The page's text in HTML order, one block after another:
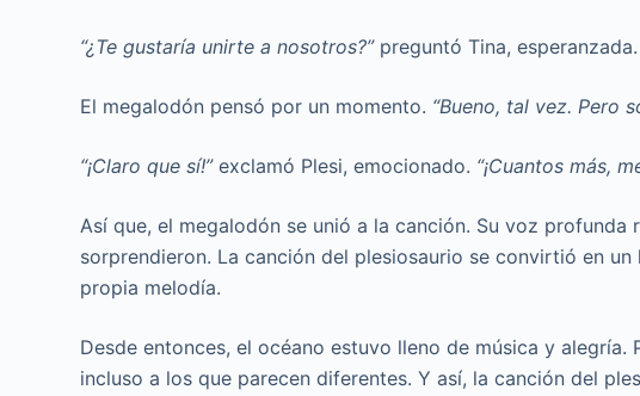
“¿Te gustaría unirte a nosotros?”preguntó Tina, esperanzada.
El megalodón pensó por un momento. “Bueno, tal vez. Pero
“¡Claro que sí!”exclamó Plesi, emocionado. “¡Cuantos más,
Así que, el megalodón se unió a la canción. Su voz
sorprendieron. La canción del plesiosaurio se convirtió en
propia melodía.
Desde entonces, el océano estuvo lleno de música y
incluso a los que parecen diferentes. Y así, la canción del